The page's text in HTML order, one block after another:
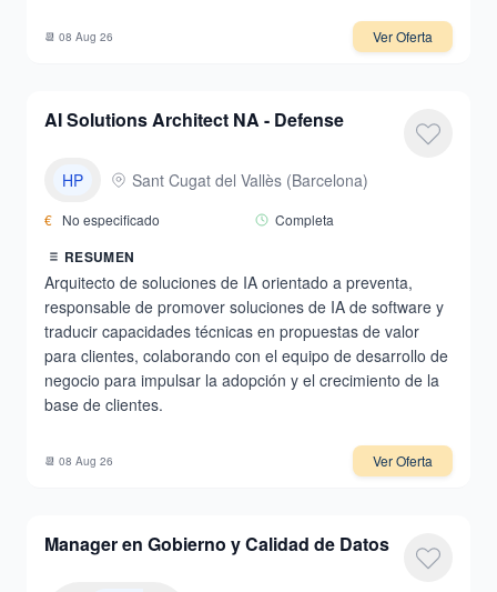
📆 08 Aug 26 Ver Oferta
AI Solutions Architect NA - Defense
HP Sant Cugat del Vallès (Barcelona)
€ No especificado Completa
RESUMEN
Arquitecto de soluciones de IA orientado a preventa,
responsable de promover soluciones de IA de software y
traducir capacidades técnicas en propuestas de valor
para clientes, colaborando con el equipo de desarrollo de
negocio para impulsar la adopción y el crecimiento de la
base de clientes.
📆 08 Aug 26 Ver Oferta
Manager en Gobierno y Calidad de Datos